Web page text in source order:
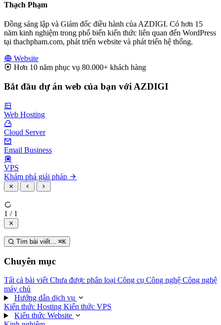
Thạch Phạm
Đồng sáng lập và Giám đốc điều hành của AZDIGI. Có hơn 15
năm kinh nghiệm trong phổ biến kiến thức liên quan đến WordPress
tại thachpham.com, phát triển website và phát triển hệ thống.
Website
Hơn 10 năm phục vụ 80.000+ khách hàng
Bắt đầu dự án web của bạn với AZDIGI
Web Hosting
Cloud Server
Email Business
VPS
Khám phá giải pháp
1 / 1
Tìm bài viết... ⌘K
Chuyên mục
Tất cả bài viết Chưa được phân loại Công cụ Công nghệ Công nghệ
máy chủ
Hướng dẫn dịch vụ
Kiến thức Hosting Kiến thức VPS
Kiến thức Website